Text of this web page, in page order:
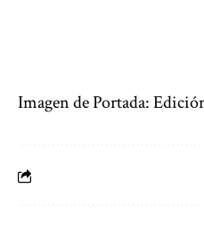
Imagen de Portada: